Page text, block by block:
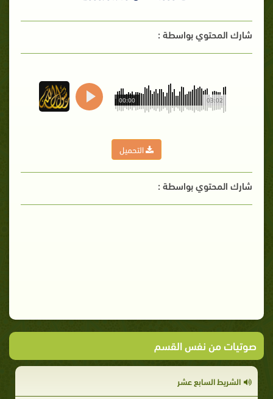
شارك المحتوي بواسطة :
03:02
00:00
التحميل
شارك المحتوي بواسطة :
صوتيات من نفس القسم
الشريط السابع عشر